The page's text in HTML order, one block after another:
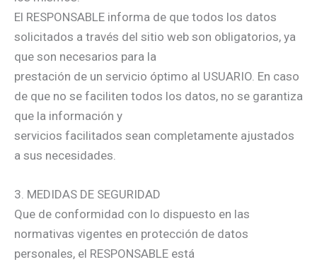
El RESPONSABLE informa de que todos los datos
solicitados a través del sitio web son obligatorios, ya
que son necesarios para la
prestación de un servicio óptimo al USUARIO. En caso
de que no se faciliten todos los datos, no se garantiza
que la información y
servicios facilitados sean completamente ajustados
a sus necesidades.
3. MEDIDAS DE SEGURIDAD
Que de conformidad con lo dispuesto en las
normativas vigentes en protección de datos
personales, el RESPONSABLE está